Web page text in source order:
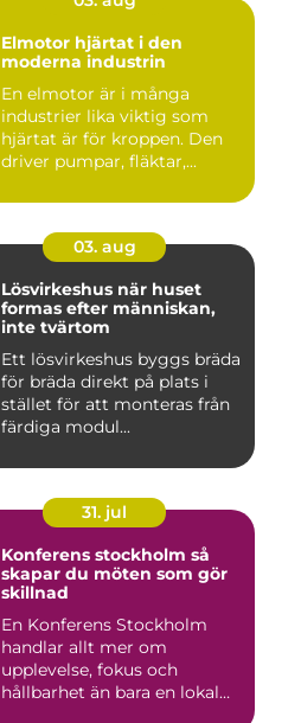
Elmotor hjärtat i den
moderna industrin
En elmotor är i många
industrier lika viktig som
hjärtat är för kroppen. Den
driver pumpar, fläktar,...
03. aug
Lösvirkeshus när huset
formas efter människan,
inte tvärtom
Ett lösvirkeshus byggs bräda
för bräda direkt på plats i
stället för att monteras från
färdiga modul...
31. jul
Konferens stockholm så
skapar du möten som gör
skillnad
En Konferens Stockholm
handlar allt mer om
upplevelse, fokus och
hållbarhet än bara en lokal